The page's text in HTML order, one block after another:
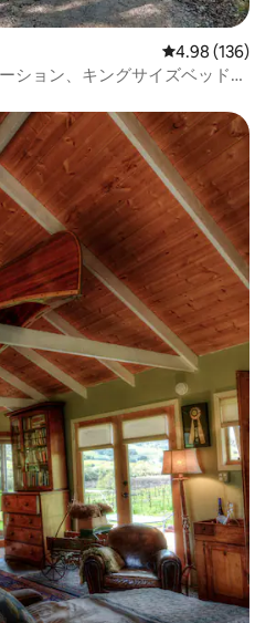
レビュー136
4.98 (136)
ション、キングサイズベッド2
す。